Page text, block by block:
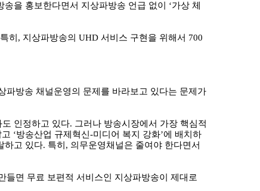
송을 홍보한다면서 지상파방송 언급 없이 ‘가상 체
특히 , 지상파방송의 UHD 서비스 구현을 위해서 700
파방송 채널운영의 문제를 바라보고 있다는 문제가
인정하고 있다. 그러나 방송시장에서 가장 핵심적
‘방송산업 규제혁신 -미디어 복지 강화’에 배치하
하고 있다. 특히 , 의무운영채널은 줄여야 한다면서
면 무료 보편적 서비스인 지상파방송이 제대로